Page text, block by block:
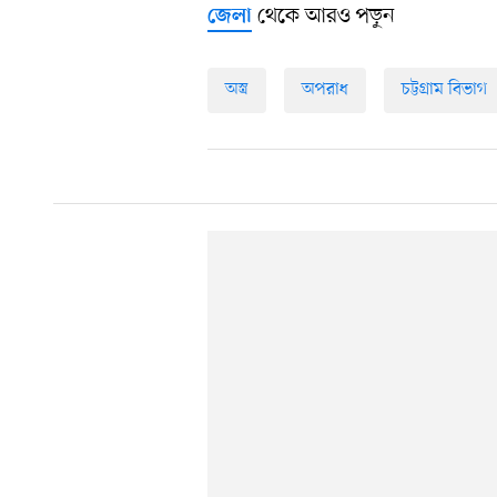
জেলা থেকে আরও পড়ুন
অস্ত্র অপরাধ চট্টগ্রাম বিভাগ